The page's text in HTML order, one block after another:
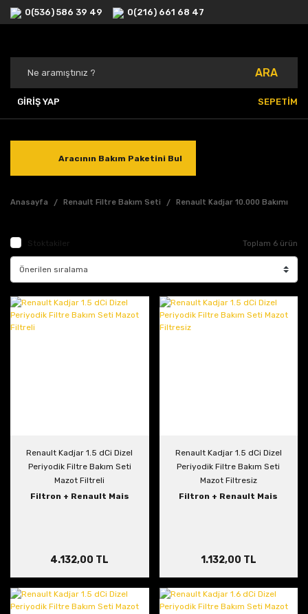
0(536) 586 39 49 0(216) 661 68 47
ARA
GİRİŞ YAP SEPETİM
Aracının Bakım Paketini Bul
Anasayfa Renault Filtre Bakım Seti Renault Kadjar 10.000 Bakımı
Stoktakiler Toplam 6 ürün
Renault Kadjar 1.5 dCi Dizel
Periyodik Filtre Bakım Seti
Mazot Filtreli
Filtron + Renault Mais
4.132,00 TL
Renault Kadjar 1.5 dCi Dizel
Periyodik Filtre Bakım Seti
Mazot Filtresiz
Filtron + Renault Mais
1.132,00 TL